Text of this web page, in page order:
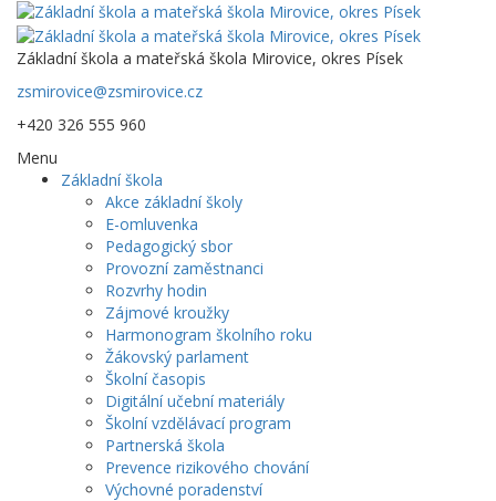
Základní škola a mateřská škola Mirovice, okres Písek
zsmirovice@zsmirovice.cz
+420 326 555 960
Menu
Základní škola
Akce základní školy
E-omluvenka
Pedagogický sbor
Provozní zaměstnanci
Rozvrhy hodin
Zájmové kroužky
Harmonogram školního roku
Žákovský parlament
Školní časopis
Digitální učební materiály
Školní vzdělávací program
Partnerská škola
Prevence rizikového chování
Výchovné poradenství